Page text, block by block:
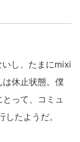
し、たまにmixi
は休止状態。僕
って、コミュ
たようだ。